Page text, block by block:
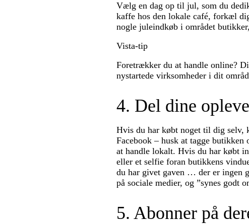
Vælg en dag op til jul, som du
kaffe hos den lokale café, forkæl
nogle juleindkøb i området
Vista-tip
Foretrækker du at handle online?
nystartede virksomheder i dit
4. Del dine
Hvis du har købt noget til dig selv,
Facebook – husk at tagge
at handle lokalt. Hvis du har købt
eller et selfie foran butikkens
du har givet gaven … der er ingen
på sociale medier, og ”synes godt
5. Abonner på